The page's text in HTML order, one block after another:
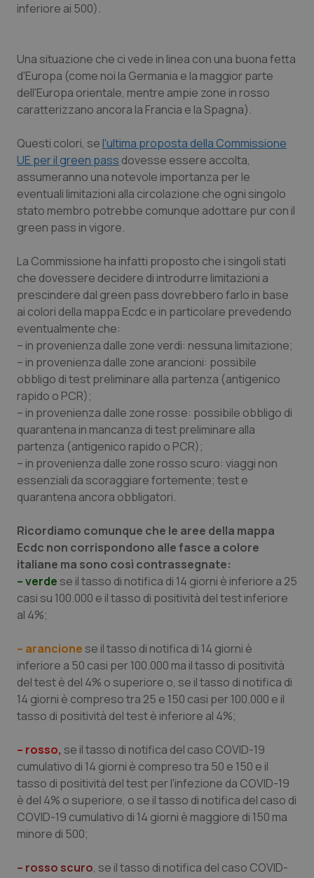
Emilia-Romagna
Friuli Venezia Giulia
Lazio
Lombardia
Marche
Molise
Piemonte
Provincia Autonoma di Bolzano
Provincia Autonoma di Trento
Puglia
Sardegna
Sicilia
Toscana
Umbria
Valle D’Aosta
Veneto
Colesterolo & coronaropatie
Dermatite Atopica
Diabete & glucometri
Dolore
Donna & Salute
Epatiti
HIV
Infezioni & Febbre
Ipertensione & Scompenso
Malattie rare
Malattia di Crohn & Rettocolite Ulcerosa
Neuroscienze & patologie neurodegenerative
Obesità
Oftalmologia
Oncodermatologia
Oncoematologia
Psoriasi & pelle
Quotidiano Cardiologia
Quotidiano Chirurgia
Quotidiano Oncologia
Quotidiano Pediatria
inferiore ai 500).
Una situazione che ci vede in linea con una buona fetta
d'Europa (come noi la Germania e la maggior parte
dell'Europa orientale, mentre ampie zone in rosso
caratterizzano ancora la Francia e la Spagna).
Questi colori, sel'ultima proposta della Commissione
UE per il green pass dovesse essere accolta,
assumeranno una notevole importanza per le
eventuali limitazioni alla circolazione che ogni singolo
stato membro potrebbe comunque adottare pur con il
green pass in vigore.
La Commissione ha infatti proposto che i singoli stati
che dovessere decidere di introdurre limitazioni a
prescindere dal green pass dovrebbero farlo in base
ai colori della mappa Ecdc e in particolare prevedendo
eventualmente che:
– in provenienza dalle zone verdi: nessuna limitazione;
– in provenienza dalle zone arancioni: possibile
obbligo di test preliminare alla partenza (antigenico
rapido o PCR);
– in provenienza dalle zone rosse: possibile obbligo di
quarantena in mancanza di test preliminare alla
partenza (antigenico rapido o PCR);
– in provenienza dalle zone rosso scuro: viaggi non
essenziali da scoraggiare fortemente; test e
quarantena ancora obbligatori.
Ricordiamo comunque che le aree della mappa
Ecdc non corrispondono alle fasce a colore
italiane ma sono così contrassegnate:
– verde se il tasso di notifica di 14 giorni è inferiore a 25
casi su 100.000 e il tasso di positività del test inferiore
al 4%;
– arancione se il tasso di notifica di 14 giorni è
inferiore a 50 casi per 100.000 ma il tasso di positività
del test è del 4% o superiore o, se il tasso di notifica di
14 giorni è compreso tra 25 e 150 casi per 100.000 e il
tasso di positività del test è inferiore al 4%;
– rosso, se il tasso di notifica del caso COVID-19
cumulativo di 14 giorni è compreso tra 50 e 150 e il
tasso di positività del test per l'infezione da COVID-19
è del 4% o superiore, o se il tasso di notifica del caso di
COVID-19 cumulativo di 14 giorni è maggiore di 150 ma
minore di 500;
– rosso scuro, se il tasso di notifica del caso COVID-